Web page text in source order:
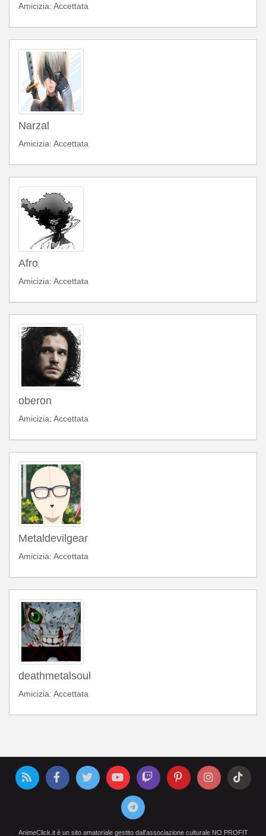
Amicizia: Accettata
Narzal
Amicizia: Accettata
Afro
Amicizia: Accettata
oberon
Amicizia: Accettata
Metaldevilgear
Amicizia: Accettata
deathmetalsoul
Amicizia: Accettata
AnimeClick.it è un sito amatoriale gestito dall'associazione culturale NO PROFIT